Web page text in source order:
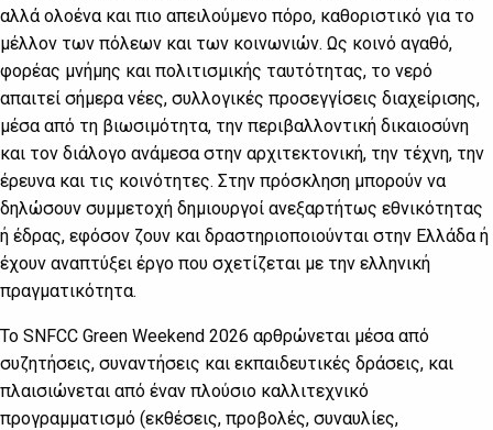
αλλά ολοένα και πιο απειλούμενο πόρο, καθοριστικό για το
μέλλον των πόλεων και των κοινωνιών. Ως κοινό αγαθό,
φορέας μνήμης και πολιτισμικής ταυτότητας, το νερό
απαιτεί σήμερα νέες, συλλογικές προσεγγίσεις διαχείρισης,
μέσα από τη βιωσιμότητα, την περιβαλλοντική δικαιοσύνη
και τον διάλογο ανάμεσα στην αρχιτεκτονική, την τέχνη, την
έρευνα και τις κοινότητες. Στην πρόσκληση μπορούν να
δηλώσουν συμμετοχή δημιουργοί ανεξαρτήτως εθνικότητας
ή έδρας, εφόσον ζουν και δραστηριοποιούνται στην Ελλάδα ή
έχουν αναπτύξει έργο που σχετίζεται με την ελληνική
πραγματικότητα.
Το SNFCC Green Weekend 2026 αρθρώνεται μέσα από
συζητήσεις, συναντήσεις και εκπαιδευτικές δράσεις, και
πλαισιώνεται από έναν πλούσιο καλλιτεχνικό
προγραμματισμό (εκθέσεις, προβολές, συναυλίες,